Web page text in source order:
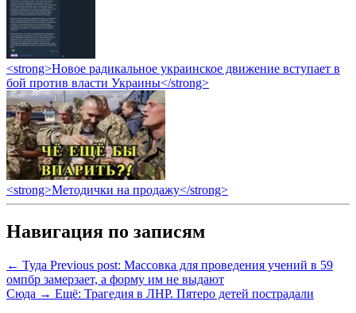
<strong>Новое радикальное украинское движение вступает в
бой против власти Украины</strong>
<strong>Методички на продажу</strong>
Навигация по записям
← Туда Previous post: Массовка для проведения учений в 59
омпбр замерзает, а форму им не выдают
Сюда → Ещё: Трагедия в ЛНР. Пятеро детей пострадали